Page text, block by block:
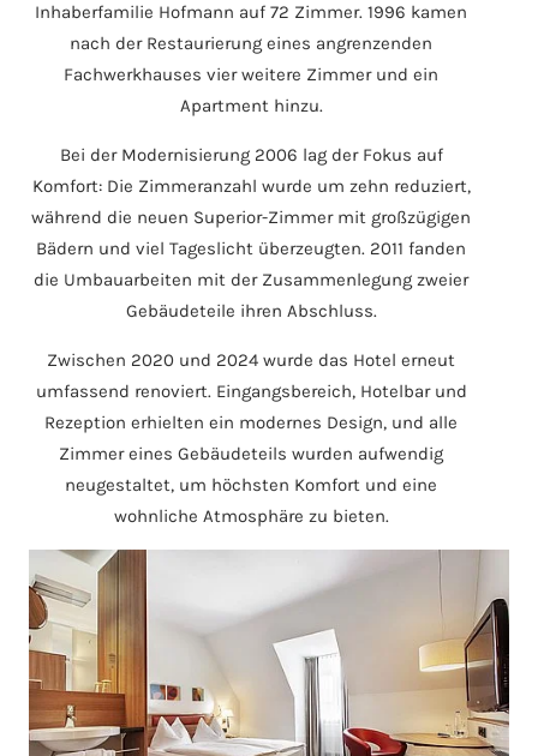
Inhaberfamilie Hofmann auf 72 Zimmer. 1996 kamen
nach der Restaurierung eines angrenzenden
Fachwerkhauses vier weitere Zimmer und ein
Apartment hinzu.
Bei der Modernisierung 2006 lag der Fokus auf
Komfort: Die Zimmeranzahl wurde um zehn reduziert,
während die neuen Superior-Zimmer mit großzügigen
Bädern und viel Tageslicht überzeugten. 2011 fanden
die Umbauarbeiten mit der Zusammenlegung zweier
Gebäudeteile ihren Abschluss.
Zwischen 2020 und 2024 wurde das Hotel erneut
umfassend renoviert. Eingangsbereich, Hotelbar und
Rezeption erhielten ein modernes Design, und alle
Zimmer eines Gebäudeteils wurden aufwendig
neugestaltet, um höchsten Komfort und eine
wohnliche Atmosphäre zu bieten.